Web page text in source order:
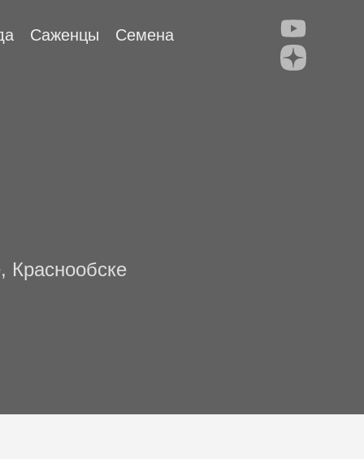
Саженцы
Семена
Краснообске